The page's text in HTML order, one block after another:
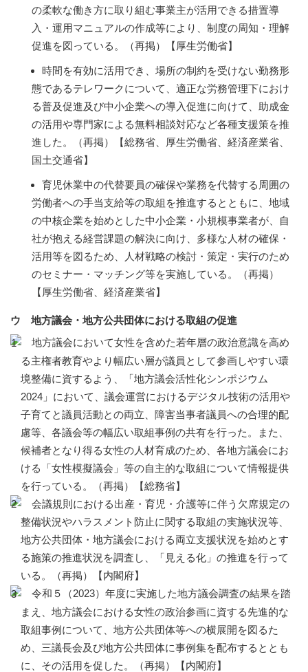
の柔軟な働き方に取り組む事業主が活用できる措置導
入・運用マニュアルの作成等により、制度の周知・理解
促進を図っている。（再掲）【厚生労働省】
時間を有効に活用でき、場所の制約を受けない勤務形
態であるテレワークについて、適正な労務管理下におけ
る普及促進及び中小企業への導入促進に向けて、助成金
の活用や専門家による無料相談対応など各種支援策を推
進した。（再掲）【総務省、厚生労働省、経済産業省、
国土交通省】
育児休業中の代替要員の確保や業務を代替する周囲の
労働者への手当支給等の取組を推進するとともに、地域
の中核企業を始めとした中小企業・小規模事業者が、自
社が抱える経営課題の解決に向け、多様な人材の確保・
活用等を図るため、人材戦略の検討・策定・実行のため
のセミナー・マッチング等を実施している。（再掲）
【厚生労働省、経済産業省】
ウ 地方議会・地方公共団体における取組の促進
地方議会において女性を含めた若年層の政治意識を高め
る主権者教育やより幅広い層が議員として参画しやすい環
境整備に資するよう、「地方議会活性化シンポジウム
2024」において、議会運営におけるデジタル技術の活用や
子育てと議員活動との両立、障害当事者議員への合理的配
慮等、各議会等の幅広い取組事例の共有を行った。また、
候補者となり得る女性の人材育成のため、各地方議会にお
ける「女性模擬議会」等の自主的な取組について情報提供
を行っている。（再掲）【総務省】
会議規則における出産・育児・介護等に伴う欠席規定の
整備状況やハラスメント防止に関する取組の実施状況等、
地方公共団体・地方議会における両立支援状況を始めとす
る施策の推進状況を調査し、「見える化」の推進を行って
いる。（再掲）【内閣府】
令和５（2023）年度に実施した地方議会調査の結果を踏
まえ、地方議会における女性の政治参画に資する先進的な
取組事例について、地方公共団体等への横展開を図るた
め、三議長会及び地方公共団体に事例集を配布するととも
に、その活用を促した。（再掲）【内閣府】